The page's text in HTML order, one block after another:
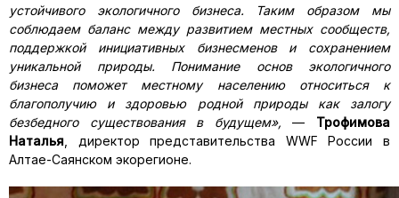
устойчивого экологичного бизнеса. Таким образом мы
соблюдаем баланс между развитием местных сообществ,
поддержкой инициативных бизнесменов и сохранением
уникальной природы. Понимание основ экологичного
бизнеса поможет местному населению относиться к
благополучию и здоровью родной природы как залогу
безбедного существования в будущем»,— Трофимова
Наталья , директор представительства WWF России в
Алтае-Саянском экорегионе.